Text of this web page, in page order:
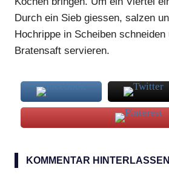
Durch ein Sieb giessen, salzen
Hochrippe in Scheiben schneiden
Bratensaft servieren.
mitKOMMENTAR HINTERLASSEN